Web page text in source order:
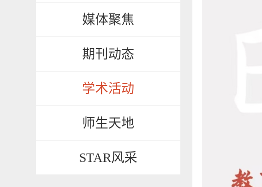
媒体聚焦
期刊动态
学术活动
师生天地
STAR风采